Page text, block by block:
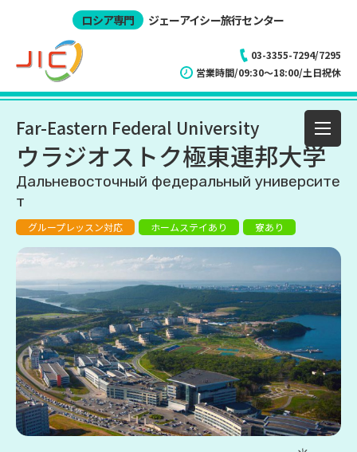
ロシア専門 ジェーアイシー旅行センター
03-3355-7294/7295
営業時間/09:30～18:00/土日祝休
Far-Eastern Federal University
ウラジオストク極東連邦大学
Дальневосточный федеральный университе
т
グループレッスン対応 ホームステイあり 寮あり